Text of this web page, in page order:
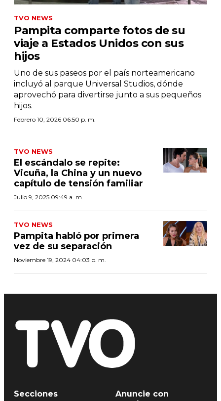
TVO NEWS
Pampita comparte fotos de su
viaje a Estados Unidos con sus
hijos
Uno de sus paseos por el país norteamericano
incluyó al parque Universal Studios, dónde
aprovechó para divertirse junto a sus pequeños
hijos.
Febrero 10, 2026 06:50 p. m.
TVO NEWS
El escándalo se repite:
Vicuña, la China y un nuevo
capítulo de tensión familiar
Julio 9, 2025 09:49 a. m.
TVO NEWS
Pampita habló por primera
vez de su separación
Noviembre 19, 2024 04:03 p. m.
Secciones
Anuncie con